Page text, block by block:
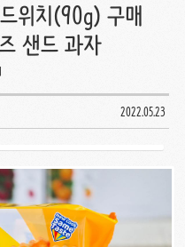
위치(90g) 구매
샌드 과자
2022.05.23